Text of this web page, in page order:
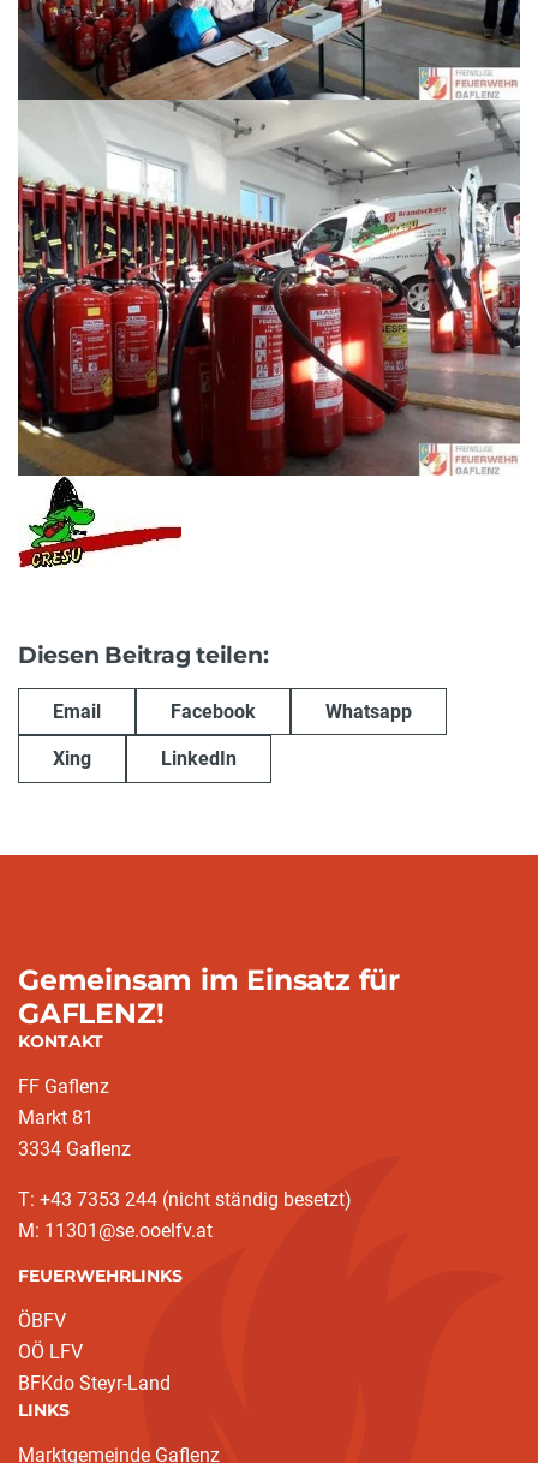
Diesen Beitrag teilen:
Email Facebook Whatsapp
Xing LinkedIn
Gemeinsam im Einsatz für
GAFLENZ!
KONTAKT
FF Gaflenz
Markt 81
3334 Gaflenz
T: +43 7353 244 (nicht ständig besetzt)
M: 11301@se.ooelfv.at
FEUERWEHRLINKS
ÖBFV
OÖ LFV
BFKdo Steyr-Land
LINKS
Marktgemeinde Gaflenz